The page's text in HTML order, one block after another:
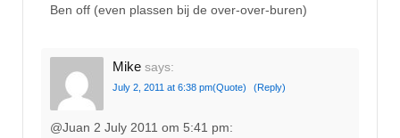
Ben off (even plassen bij de over-over-buren)
Mike says:
July 2, 2011 at 6:38 pm(Quote) (Reply)
@Juan 2 July 2011 om 5:41 pm: